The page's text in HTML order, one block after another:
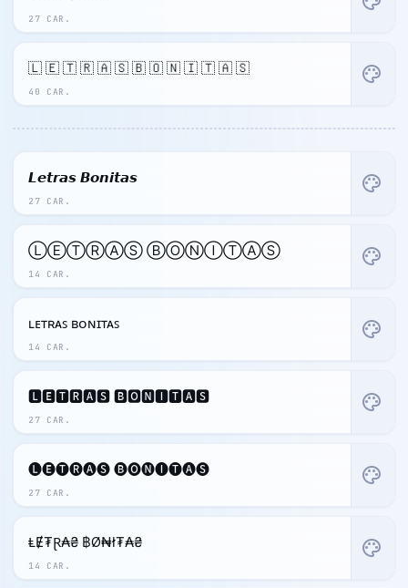
27 CAR.
40 CAR.
🇱 🇪 🇹 🇷 🇦 🇸 🇧 🇴 🇳 🇮 🇹 🇦 🇸 palette
27 CAR.
𝙇𝙚𝙩𝙧𝙖𝙨 𝘽𝙤𝙣𝙞𝙩𝙖𝙨 palette
14 CAR.
ⓁⒺⓉⓇⒶⓈ ⒷⓄⓃⒾⓉⒶⓈ palette
14 CAR.
ʟᴇᴛʀᴀꜱ ʙᴏɴɪᴛᴀꜱ palette
27 CAR.
🅻🅴🆃🆁🅰🆂 🅱🅾🅽🅸🆃🅰🆂 palette
27 CAR.
🅛🅔🅣🅡🅐🅢 🅑🅞🅝🅘🅣🅐🅢 palette
14 CAR.
ⱠɆ₮Ɽ₳₴ ฿Ø₦ł₮₳₴ palette